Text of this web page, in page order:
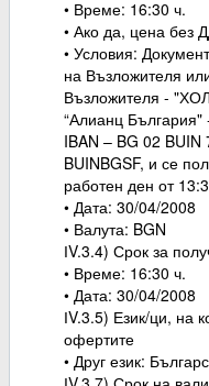
• Време: 16:30 ч.
• Ако да, цена без
• Условия:
на Възложителя
Възложителя -
“Алианц
IBAN – BG 02
BUINBGSF, и се
работен ден от
• Дата: 30/04/2008
• Валута: BGN
ІV.3.4) Срок за
• Време: 16:30 ч.
• Дата: 30/04/2008
ІV.3.5) Език/ци, на
офертите
• Друг език: